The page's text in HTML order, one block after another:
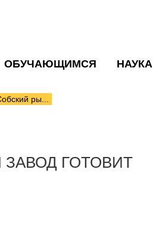
ОБУЧАЮЩИМСЯ НАУКА
ры...
ГОТОВИТ